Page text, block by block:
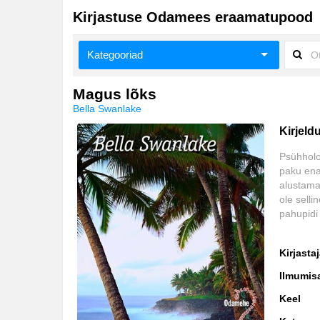
Kirjastuse Odamees eraamatupood
Kategooriad
Eneseabi ja vaimsus
Esoteerika
Huumor
Ilukirjandus
Kodu, pere, suhted
Lasteraamatud
Majandus
Meelelahutus
Magus lõks
Bella Swanlake
paku
ole
Keel